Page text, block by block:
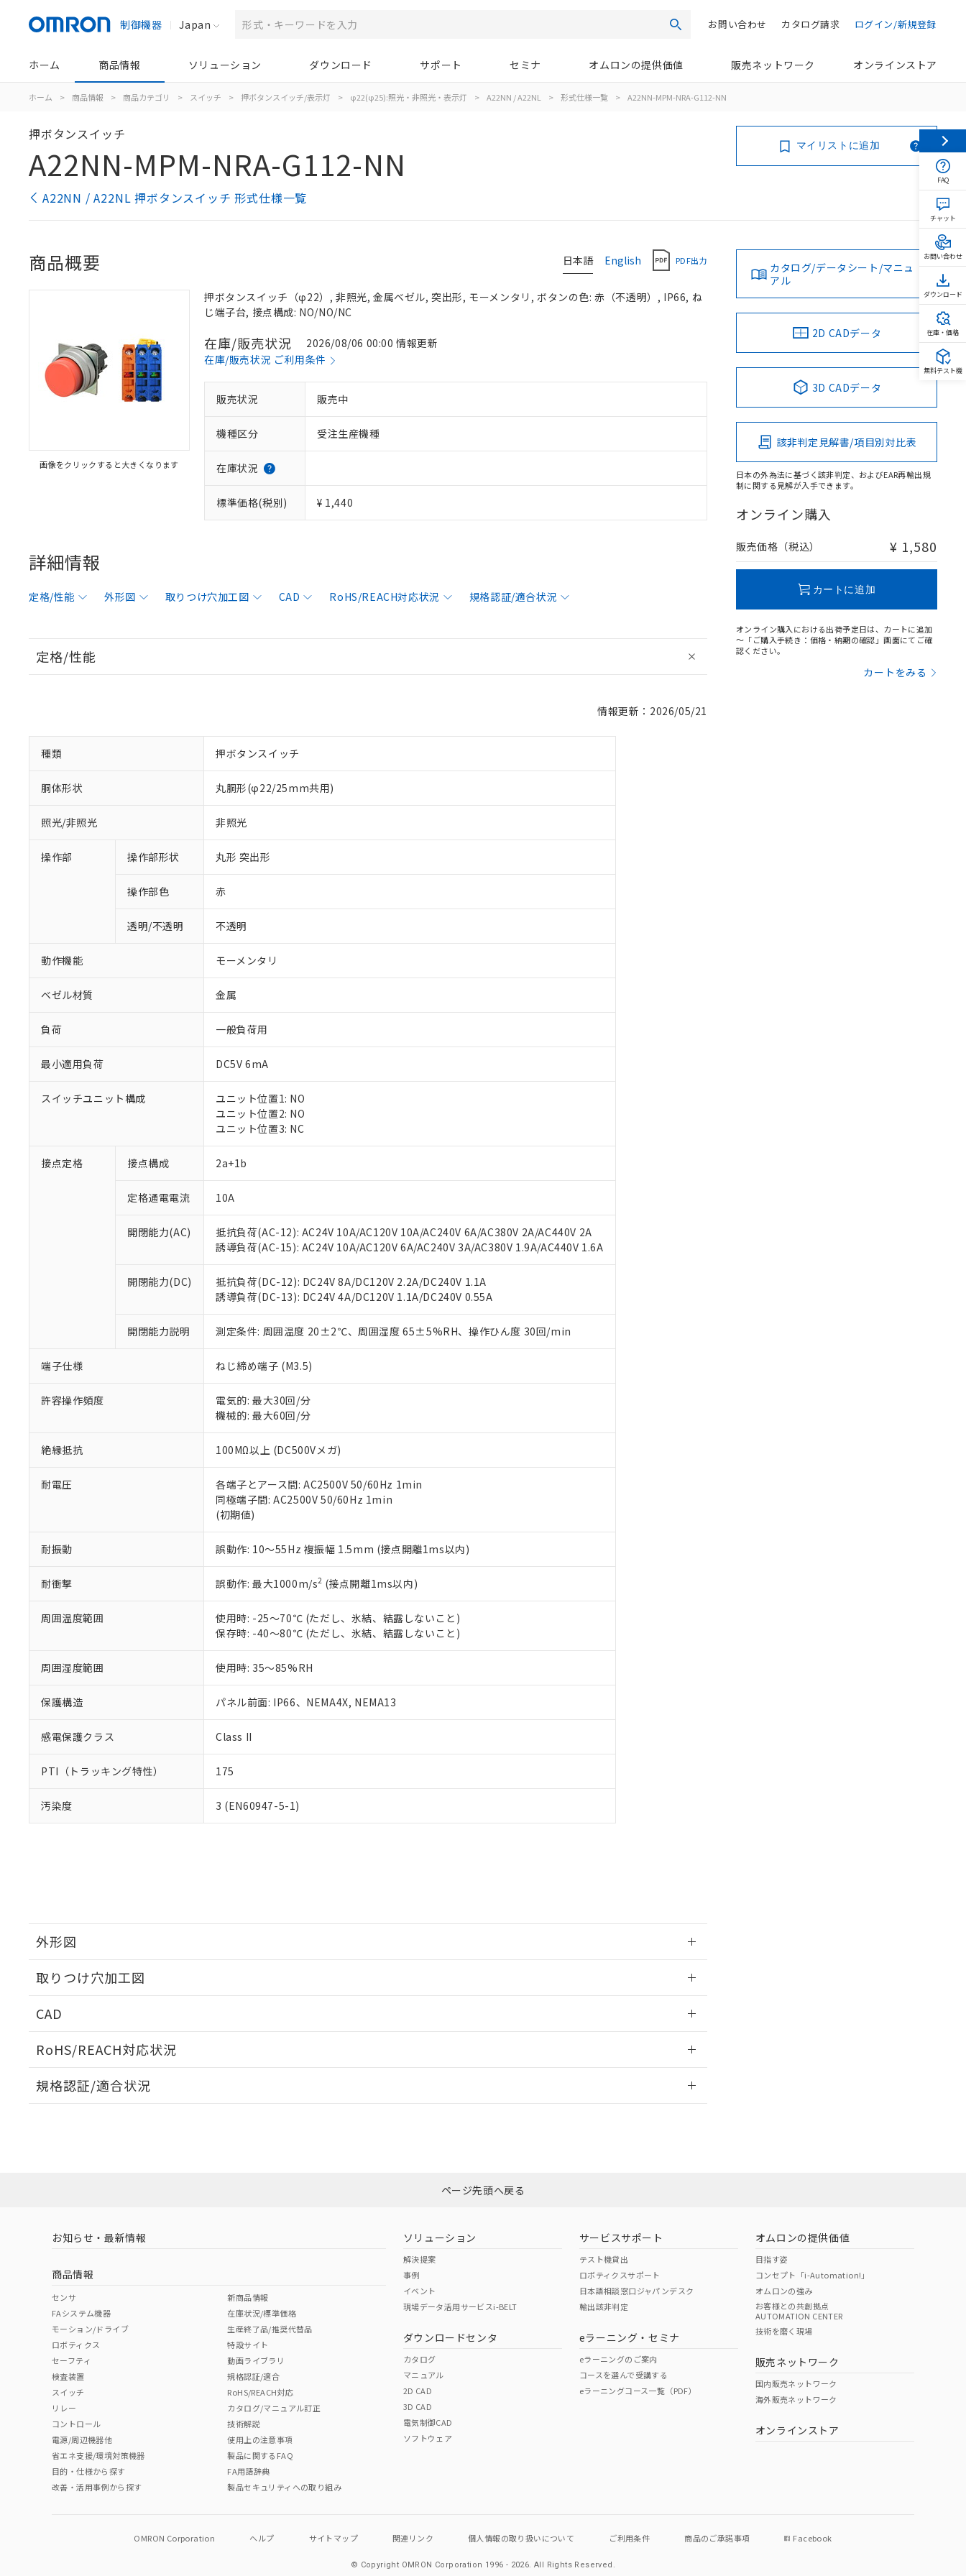
制御機器 Japan 検索 ログイン/新規登録
カタログ請求
お問い合わせ
ホーム 商品情報 ソリューション ダウンロード サポート セミナ オムロンの提供価値 販売ネットワーク オンラインストア
ホーム > 商品情報 > 商品カテゴリ > スイッチ > 押ボタンスイッチ/表示灯 > φ22(φ25):照光・非照光・表示灯 > A22NN / A22NL > 形式仕様一覧 > A22NN-MPM-NRA-G112-NN
押ボタンスイッチ
A22NN-MPM-NRA-G112-NN
A22NN / A22NL 押ボタンスイッチ 形式仕様一覧
マイリストに追加
日本語 English PDF出力
商品概要
画像をクリックすると大きくなります
押ボタンスイッチ（φ22）, 非照光, 金属ベゼル, 突出形, モーメンタリ, ボタンの色: 赤（不透明）, IP66, ね
じ端子台, 接点構成: NO/NO/NC
在庫/販売状況
2026/08/06 00:00 情報更新
在庫/販売状況 ご利用条件
販売状況 販売中
機種区分 受注生産機種
在庫状況
標準価格(税別) ¥ 1,440
詳細情報
定格/性能 外形図 取りつけ穴加工図 CAD RoHS/REACH対応状況 規格認証/適合状況
定格/性能
情報更新：2026/05/21
種類 押ボタンスイッチ
胴体形状 丸胴形(φ22/25mm共用)
照光/非照光 非照光
操作部 操作部形状 丸形 突出形
操作部色 赤
透明/不透明 不透明
動作機能 モーメンタリ
ベゼル材質 金属
負荷 一般負荷用
最小適用負荷 DC5V 6mA
スイッチユニット構成
ユニット位置1: NO
ユニット位置2: NO
ユニット位置3: NC
接点定格 接点構成 2a+1b
定格通電電流 10A
開閉能力(AC)
抵抗負荷(AC-12): AC24V 10A/AC120V 10A/AC240V 6A/AC380V 2A/AC440V 2A
誘導負荷(AC-15): AC24V 10A/AC120V 6A/AC240V 3A/AC380V 1.9A/AC440V 1.6A
開閉能力(DC)
抵抗負荷(DC-12): DC24V 8A/DC120V 2.2A/DC240V 1.1A
誘導負荷(DC-13): DC24V 4A/DC120V 1.1A/DC240V 0.55A
開閉能力説明 測定条件: 周囲温度 20±2℃、周囲湿度 65±5%RH、操作ひん度 30回/min
端子仕様 ねじ締め端子 (M3.5)
許容操作頻度
電気的: 最大30回/分
機械的: 最大60回/分
絶縁抵抗 100MΩ以上 (DC500Vメガ)
耐電圧
各端子とアース間: AC2500V 50/60Hz 1min
同極端子間: AC2500V 50/60Hz 1min
(初期値)
耐振動 誤動作: 10～55Hz 複振幅 1.5mm (接点開離1ms以内)
耐衝撃 誤動作: 最大1000m/s2 (接点開離1ms以内)
周囲温度範囲
使用時: -25～70℃ (ただし、氷結、結露しないこと)
保存時: -40～80℃ (ただし、氷結、結露しないこと)
周囲湿度範囲 使用時: 35～85%RH
保護構造 パネル前面: IP66、NEMA4X, NEMA13
感電保護クラス Class II
PTI（トラッキング特性） 175
汚染度 3 (EN60947-5-1)
外形図
取りつけ穴加工図
CAD
RoHS/REACH対応状況
EU RoHS 注意事項・凡例
ダウンロードはこちら
中国 RoHS 注意事項・凡例
中国 RoHS表
Pb Hg Cr(VI)
O O
"対応済み"や非含有の記載がされた商品であっても、流通在庫等で未対応品が混在する可能性があります。
非含有品が必要な際は、弊社営業部門もしくは販売店へお問い合わせください。
規格認証/適合状況
（イギリス
（ノルウェー
（日本
（アメリカ
この製品の規格認証/適合状況ページへ
その他の認証はこちらのページからご検索ください
カタログ/データシート/マニュ
アル
2D CADデータ
3D CADデータ
該非判定見解書/項目別対比表
日本の外為法に基づく該非判定、およびEAR再輸出規
制に関する見解が入手できます。
オンライン購入
販売価格（税込） ¥ 1,580
カートに追加
オンライン購入における出荷予定日は、カートに追加
～「ご購入手続き：価格・納期の確認」画面にてご確
認ください。
カートをみる
ご利用条件
以下の条件をお読みいただき、同意のうえご利用ください。
本サービスは、当社制御機器事業取扱商品の当社在庫状況および標準価格(税抜)を提供させていただ
くものです。
当社制御機器事業取扱商品の中には、本サービスの対象外となる商品もあることをご了承ください。
のであり、閲覧された時点での実際の在庫および標準価格とは異なる場合があることをご了承くださ
い。
正式な納期状況および標準価格はお客様のお取引先、またはお客様担当のオムロン制御機器販売店・
当社販売員にご相談ください。
オムロン制御機器販売店や当社販売拠点は「販売ネットワーク
」をご確認ください。
在庫状況および標準価格結果を当社の事前の承諾なく第三者に漏洩または開示しないようお願いしま
マイパーツ機能（部品リスト作成サービス）をご利用いただくには、I-Webメンバーズにご登録され
ている必要があります。
お客様が当ウェブサイト上で当社にご登録された部品リストについて、当社および当社の共同利用者
さい。
※当社の共同利用者とは、"個人情報の共同利用に関して"
の「1.共同利用者の範囲」に記載されて
いる法人を指します。
※1 対応状況
対応済み：EU RoHS指令（10物質）の非含有に対応した製品が提供可能な商品です。
対応予定：EU RoHS指令（10物質）の非含有に対応した製品に切り替える予定のある商品です。
対応予定なし：EU RoHS指令（10物質）の非含有に非対応の商品で、対応品を出す予定はありません。
非該当品：ライセンス料など無形物で、有害物質有無と関係のない商品です。
仕入先様の事情により、非含有部品としていたものが、含有品と判明した場合などやむを得ず変更すること
があります。
*EU RoHS指令（10物質）：
鉛(Pb) 1000ppm以下、 水銀(Hg) 1000ppm以下、 カドミウム(Cd) 100ppm以下、
六価クロム(Cr(Ⅵ)) 1000ppm以下、ポリ臭化ビフェニル類(PBB) 1000ppm以下、ポリ臭化ジフェニルエーテル類(PBDE) 1000ppm以下、
但し、RoHS指令で産業用監視および制御機器に対する適用除外項目は除く。
フタル酸エステル類の４物質については閾値を超える意図的な使用がないことを確認しています。
※2 対応予定月
部品在庫の切り替え状況などにより、予定月が前後することがあります。
※3 非含有証明書ダウンロード
下記の非含有証明書をダウンロードすることができます。
EU RoHS指令（10物質）の非含有証明書
51物質の非含有証明書（当社基準）
※本証明書は発行日時点で非含有を証明するもので、過去に遡って非含有を証明するものではありません。
また、RoHS指令のフタル酸エステル類４物質の対応では、対応完了までの期間は出荷製品に未対応品が
混在することから備考欄に対応日を記載しておりました。
り割愛しております。
※1 中国RoHS○×表
「－」：未確認です。当社販売部門へお問い合わせください。
*中国RoHS10物質の基準値 (GB/T26572)：
Pb(鉛) :1000ppm、 Hg(水銀) : 1000ppm、 Cd(カドミウム) : 100ppm、
Cr(Ⅵ)(六価クロム) : 1000ppm、 PBBs(ポリ臭化ビフェニル類) : 1000ppm、 PBDEs(ポリ臭化ジフェニルエーテル類) : 1000ppm、
DBP(フタル酸ジブチル) : 1000ppm、 DIBP(フタル酸ジイソブチル) : 1000ppm、 BBP(フタル酸ブチルベンジル) : 1000ppm、
DEHP(フタル酸ビス(2-エチルヘキシル)) : 1000ppm
※2 環境保護使用期限
「ｅ」：有害物質（10物質）のすべてが基準値以下であることを示します。
「10」：通常の使用状況下において有害物質が外部に漏えいし、環境に深刻な影響を及ぼさない年数を意
味します。
当社は、これら貴社製品のうち、外国為替および外国貿易法に定める商品（以下｢規制貨物等」とい
う）を輸出または国外への提供する場合は、日本国政府の輸出許可(または役務取引許可)を取得する
当社は規制貨物を破棄する場合は、完全に破砕するなど、違法に輸出されないよう必要な手段を講じ
ます。
当社は貴社製品を、核兵器、ミサイル、化学兵器、生物兵器またはその他武器並びにこれらの製造装
当社は、貴社製品を第三者に販売する場合は、上記1、2および3の内容を当該第三者に通知します。
また当社は、販売先および販売に係わる関係者が違法に輸出するおそれがある場合は、取り引きをい
たしません。
記
号
説明
○ 一定数以上の在庫あり
△ 一定数には満たないが在庫あり
－
在庫なし(最新の在庫状況については、お客様のお取引先、またはお客様担当のオムロン制御
機器販売店・当社販売員にご確認ください)
空
白
受注生産機種、また在庫状況の情報を公開していない機種
ページ先頭へ戻る
お知らせ・最新情報
商品情報
センサ
FAシステム機器
モーション/ドライブ
ロボティクス
セーフティ
検査装置
スイッチ
リレー
コントロール
電源/周辺機器他
省エネ支援/環境対策機器
目的・仕様から探す
改善・活用事例から探す
新商品情報
在庫状況/標準価格
生産終了品/推奨代替品
特設サイト
動画ライブラリ
規格認証/適合
RoHS/REACH対応
カタログ/マニュアル訂正
技術解説
使用上の注意事項
製品に関するFAQ
FA用語辞典
製品セキュリティへの取り組み
ソリューション
解決提案
事例
イベント
現場データ活用サービスi-BELT
ダウンロードセンタ
カタログ
マニュアル
2D CAD
3D CAD
電気制御CAD
ソフトウェア
サービスサポート
テスト機貸出
ロボティクスサポート
日本語相談窓口ジャパンデスク
輸出該非判定
eラーニング・セミナ
eラーニングのご案内
コースを選んで受講する
eラーニングコース一覧（PDF）
オムロンの提供価値
目指す姿
コンセプト「i-Automation!」
オムロンの強み
お客様との共創拠点
AUTOMATION CENTER
技術を磨く現場
販売ネットワーク
国内販売ネットワーク
海外販売ネットワーク
オンラインストア
OMRON Corporation ヘルプ サイトマップ 関連リンク 個人情報の取り扱いについて ご利用条件 商品のご承諾事項 Facebook
© Copyright OMRON Corporation 1996 - 2026.All Rights Reserved.
FAQ
チャット
お問い合わせ
ダウンロード
在庫・価格
無料テスト機